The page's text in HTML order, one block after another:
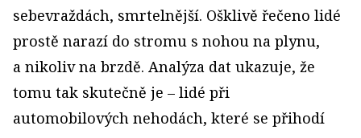
sebevraždách, smrtelnější. Ošklivě řečeno lidé
prostě narazí do stromu s nohou na plynu,
a nikoliv na brzdě. Analýza dat ukazuje, že
tomu tak skutečně je – lidé při
automobilových nehodách, které se přihodí